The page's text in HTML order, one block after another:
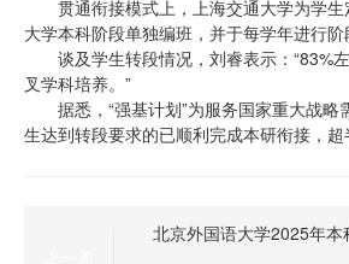
贯通衔接模式上，上海交通大学为学
大学本科阶段单独编班，并于每学年进行
谈及学生转段情况，刘睿表示：“83%
叉学科培养。”
据悉，“强基计划”为服务国家重大战
生达到转段要求的已顺利完成本研衔接，
北京外国语大学2025年本